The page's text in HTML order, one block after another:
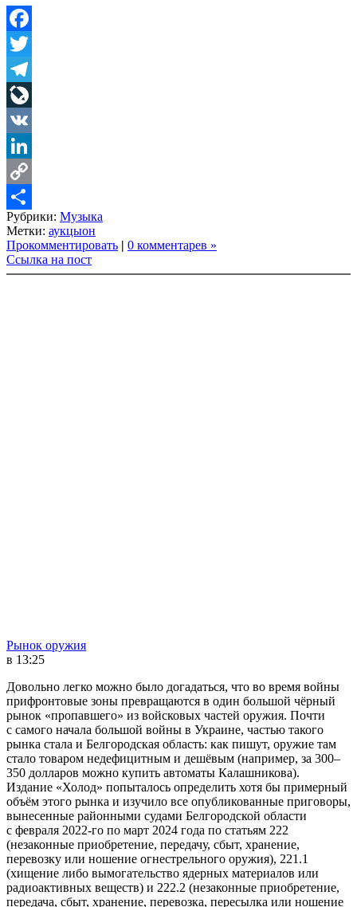
Facebook
Twitter
Telegram
LiveJournal
VK
LinkedIn
Copy
Link
Share
Рубрики: Музыка
Метки: аукцыон
Прокомментировать | 0 комментарев »
Ссылка на пост
Рынок оружия
в 13:25
Довольно легко можно было догадаться, что во время войны
прифронтовые зоны превращаются в один большой чёрный
рынок «пропавшего» из войсковых частей оружия. Почти
с самого начала большой войны в Украине, частью такого
рынка стала и Белгородская область: как пишут, оружие там
стало товаром недефицитным и дешёвым (например, за 300–
350 долларов можно купить автоматы Калашникова).
Издание «Холод» попыталось определить хотя бы примерный
объём этого рынка и изучило все опубликованные приговоры,
вынесенные районными судами Белгородской области
с февраля 2022-го по март 2024 года по статьям 222
(незаконные приобретение, передачу, сбыт, хранение,
перевозку или ношение огнестрельного оружия), 221.1
(хищение либо вымогательство ядерных материалов или
радиоактивных веществ) и 222.2 (незаконные приобретение,
передача, сбыт, хранение, перевозка, пересылка или ношение